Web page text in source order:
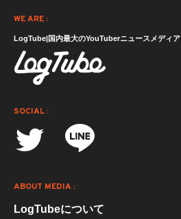
WE ARE :
LogTube|国内最大のYouTuberニュースメディア
SOCIAL :
ABOUT MEDIA :
LogTubeについて